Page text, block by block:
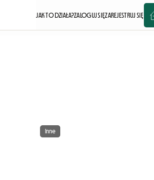
JAK TO DZIAŁA?ZALOGUJ SIĘZAREJESTRUJ SIĘ
Inne